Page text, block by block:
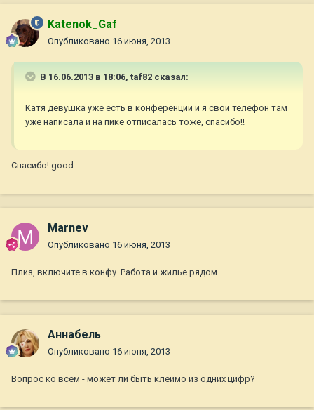
Katenok_Gaf
Опубликовано 16 июня, 2013
В 16.06.2013 в 18:06, taf82 сказал:
Катя девушка уже есть в конференции и я свой телефон там
уже написала и на пике отписалась тоже, спасибо!!
Спасибо!:good:
Marnev
Опубликовано 16 июня, 2013
Плиз, включите в конфу. Работа и жилье рядом
Aннaбель
Опубликовано 16 июня, 2013
Вопрос ко всем - может ли быть клеймо из одних цифр?